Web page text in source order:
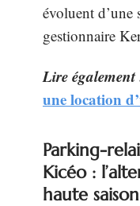
évoluent d’une
gestionnaire
Lire également
une location
Parking-
Kicéo :
haute saison